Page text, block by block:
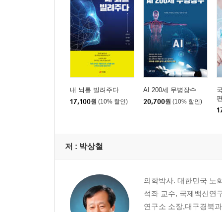
내 뇌를 빌려주다
17,100원 (10% 할인)
AI 200세 무병장수
20,700원 (10% 할인)
저 : 박상철
의학박사. 대한민국 노
석좌 교수, 국제백신연
연구소 소장,대구경북